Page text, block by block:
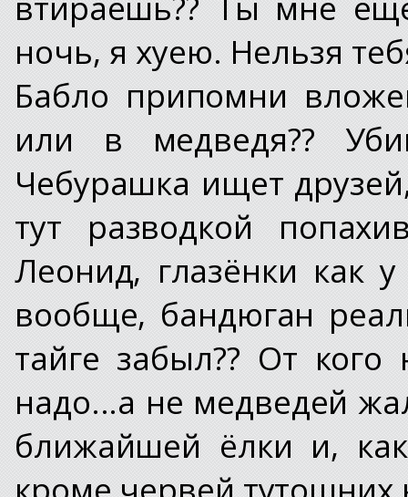
ночь, я хуею. Нельзя
Бабло припомни
или в медведя??
Чебурашка ищет
тут разводкой
Леонид, глазёнки как
вообще, бандюган
тайге забыл?? От
надо...а не медведей
ближайшей ёлки и,